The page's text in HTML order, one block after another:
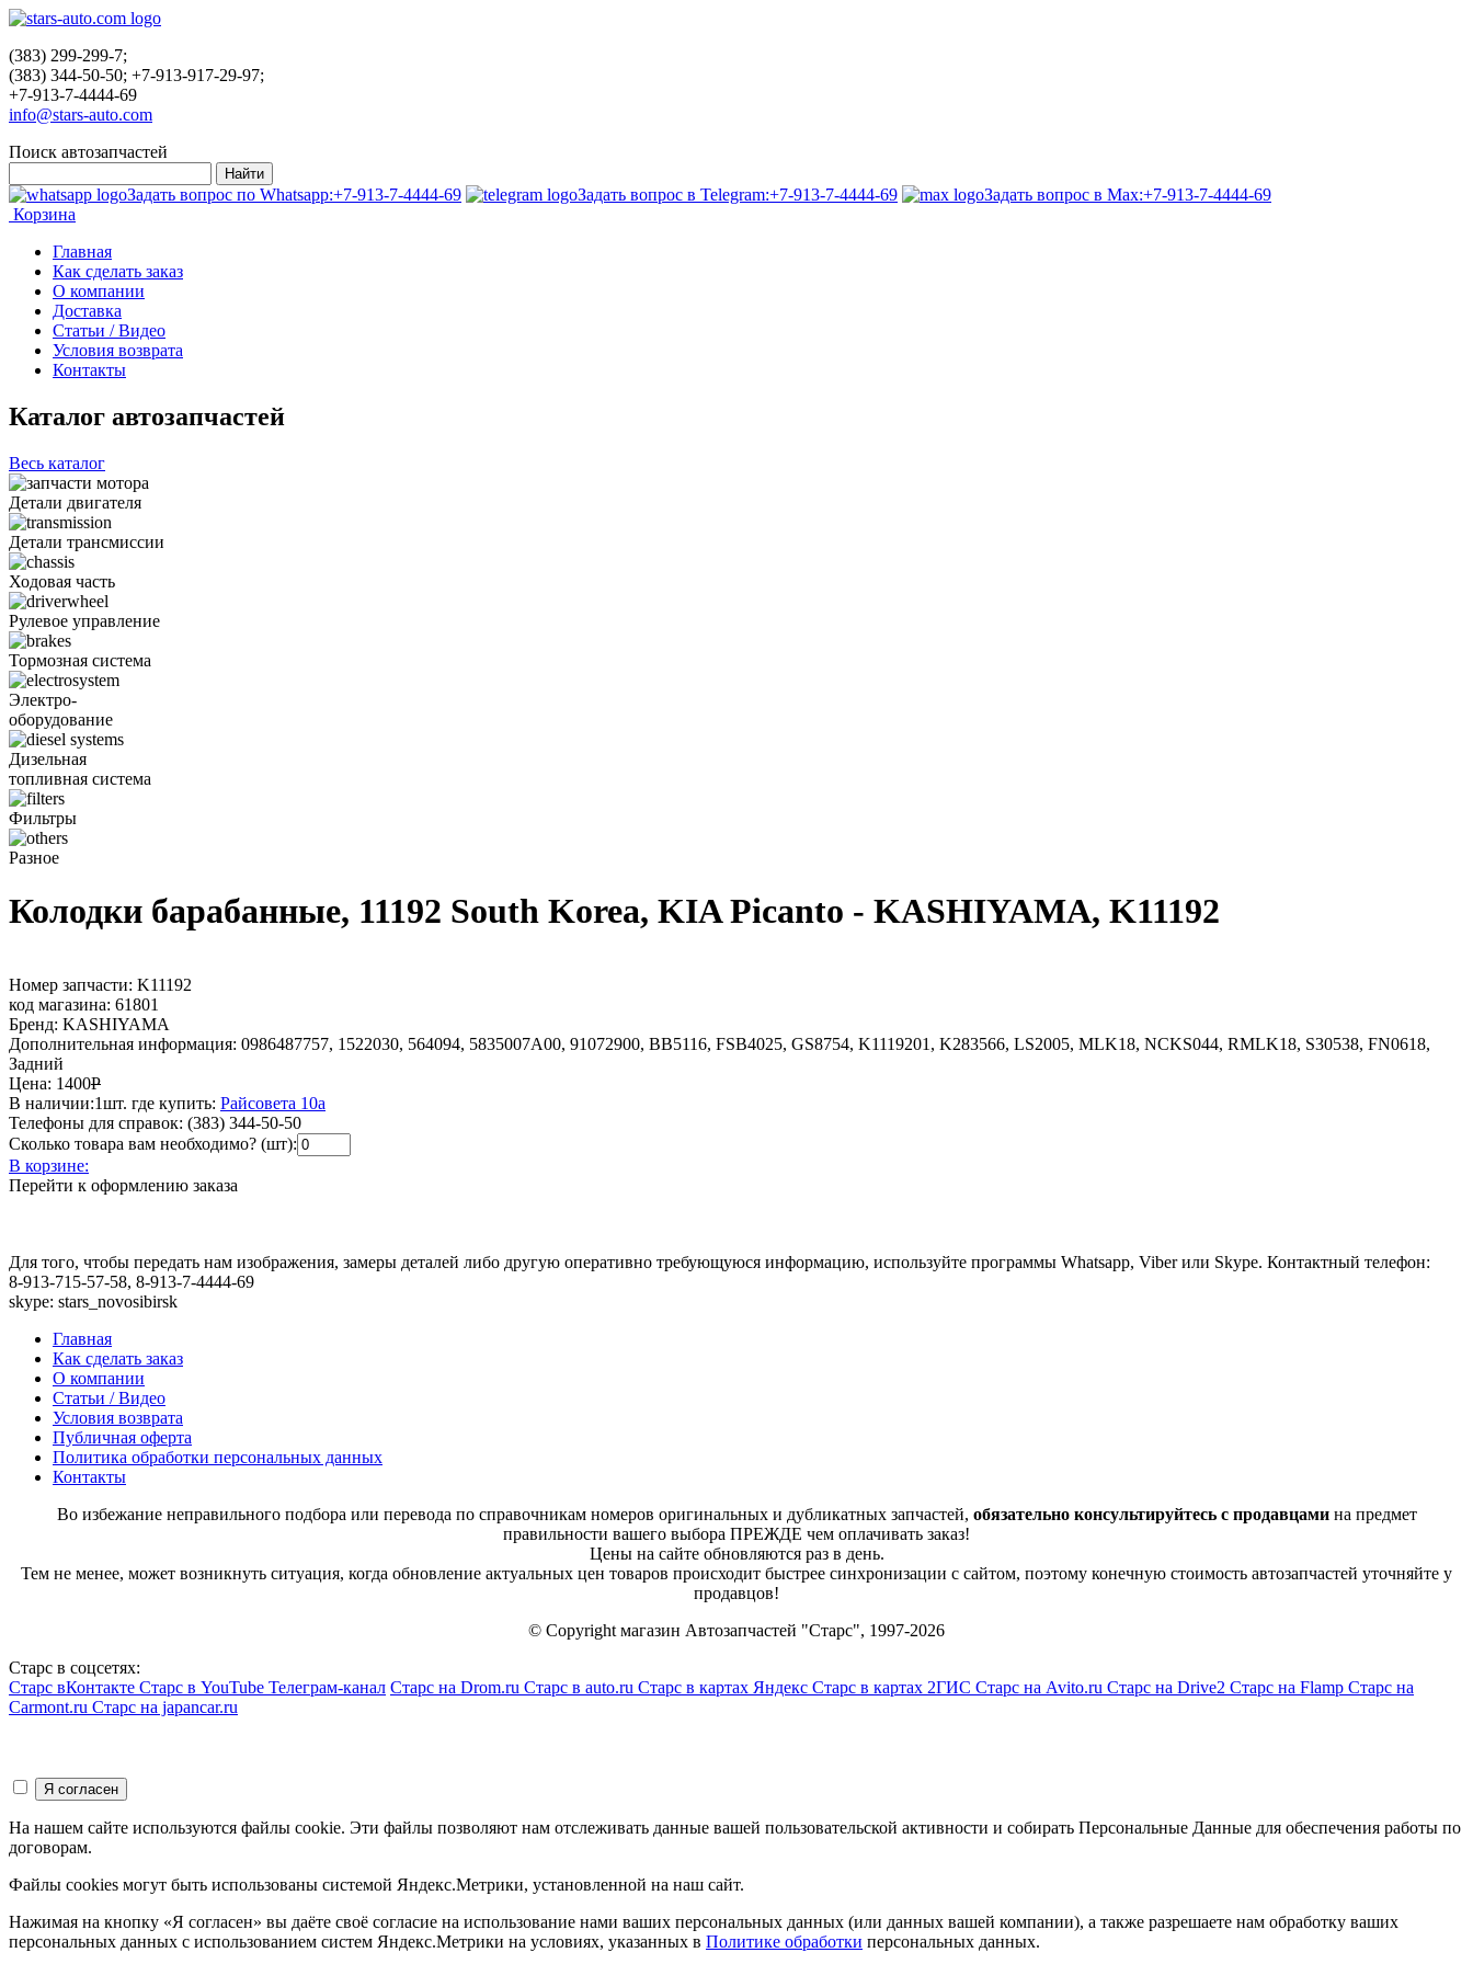
(383) 299-299-7;
(383) 344-50-50; +7-913-917-29-97;
+7-913-7-4444-69
info@stars-auto.com
Поиск автозапчастей
Задать вопрос по Whatsapp:+7-913-7-4444-69 Задать вопрос в Telegram:+7-913-7-4444-69 Задать вопрос в Max:+7-913-7-4444-69
Корзина
Главная
Как сделать заказ
О компании
Доставка
Статьи / Видео
Условия возврата
Контакты
Каталог автозапчастей
Весь каталог
Детали двигателя
Детали трансмиссии
Ходовая часть
Рулевое управление
Тормозная система
Электро-
оборудование
Дизельная
топливная система
Фильтры
Разное
Колодки барабанные, 11192 South Korea, KIA Picanto - KASHIYAMA, K11192
Номер запчасти: K11192
код магазина: 61801
Бренд: KASHIYAMA
Дополнительная информация: 0986487757, 1522030, 564094, 5835007A00, 91072900, BB5116, FSB4025, GS8754, K1119201, K283566, LS2005, MLK18, NCKS044, RMLK18, S30538, FN0618,
Задний
Цена: 1400Р
В наличии:1шт. где купить: Райсовета 10а
Телефоны для справок: (383) 344-50-50
Сколько товара вам необходимо? (шт):
В корзине:
Перейти к оформлению заказа
Для того, чтобы передать нам изображения, замеры деталей либо другую оперативно требующуюся информацию, используйте программы Whatsapp, Viber или Skype. Контактный телефон:
8-913-715-57-58, 8-913-7-4444-69
skype: stars_novosibirsk
Главная
Как сделать заказ
О компании
Статьи / Видео
Условия возврата
Публичная оферта
Политика обработки персональных данных
Контакты
Во избежание неправильного подбора или перевода по справочникам номеров оригинальных и дубликатных запчастей, обязательно консультируйтесь с продавцамина предмет
правильности вашего выбора ПРЕЖДЕ чем оплачивать заказ!
Цены на сайте обновляются раз в день.
Тем не менее, может возникнуть ситуация, когда обновление актуальных цен товаров происходит быстрее синхронизации с сайтом, поэтому конечную стоимость автозапчастей уточняйте у
продавцов!
© Copyright магазин Автозапчастей "Старс", 1997-2026
Старс в соцсетях:
Старс вКонтакте Старс в YouTube Телеграм-канал Старс на Drom.ru Старс в auto.ru Старс в картах Яндекс Старс в картах 2ГИС Старс на Avito.ru Старс на Drive2 Старс на Flamp Старс на
Carmont.ru Старс на japancar.ru
На нашем сайте используются файлы cookie. Эти файлы позволяют нам отслеживать данные вашей пользовательской активности и собирать Персональные Данные для обеспечения работы по
договорам.
Файлы cookies могут быть использованы системой Яндекс.Метрики, установленной на наш сайт.
Нажимая на кнопку «Я согласен» вы даёте своё согласие на использование нами ваших персональных данных (или данных вашей компании), а также разрешаете нам обработку ваших
персональных данных с использованием систем Яндекс.Метрики на условиях, указанных в Политике обработки персональных данных.